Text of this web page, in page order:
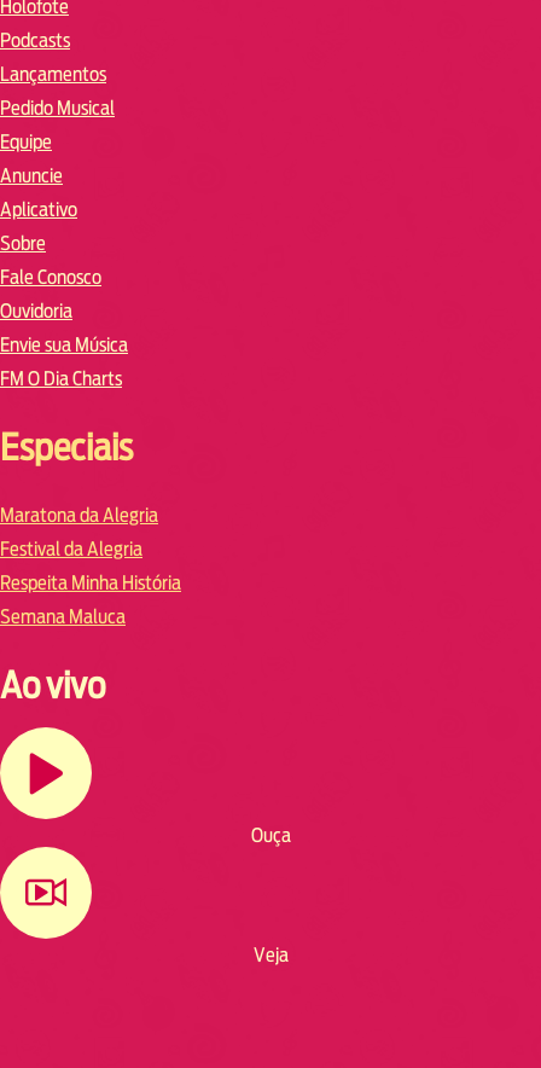
Holofote
Podcasts
Lançamentos
Pedido Musical
Equipe
Anuncie
Aplicativo
Sobre
Fale Conosco
Ouvidoria
Envie sua Música
FM O Dia Charts
Especiais
Maratona da Alegria
Festival da Alegria
Respeita Minha História
Semana Maluca
Ao vivo
Ouça
Veja